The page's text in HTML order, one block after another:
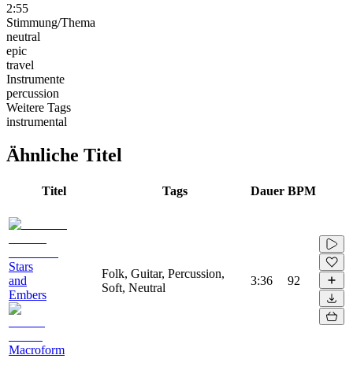
2:55
Stimmung/Thema
neutral
epic
travel
Instrumente
percussion
Weitere Tags
instrumental
Ähnliche Titel
Titel Tags Dauer BPM
Stars
and
Embers
Macroform
Folk, Guitar, Percussion,
Soft, Neutral
3:36 92